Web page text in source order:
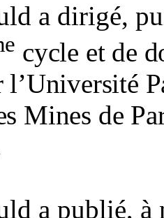
a dirigé,
cycle et de
l’Université
Mines de
a publié, à